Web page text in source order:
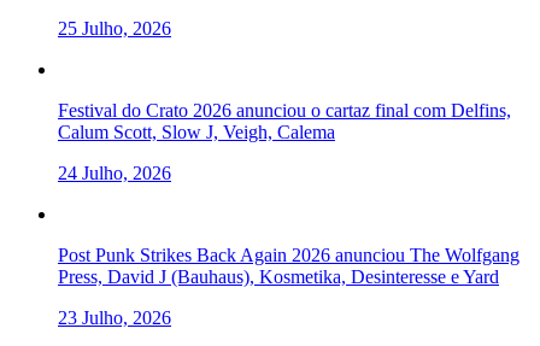
25 Julho, 2026
Festival do Crato 2026 anunciou o cartaz final com Delfins,
Calum Scott, Slow J, Veigh, Calema
24 Julho, 2026
Post Punk Strikes Back Again 2026 anunciou The Wolfgang
Press, David J (Bauhaus), Kosmetika, Desinteresse e Yard
23 Julho, 2026